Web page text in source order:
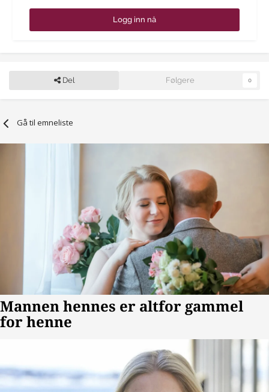
Logg inn nå
Del Følgere 0
Gå til emneliste